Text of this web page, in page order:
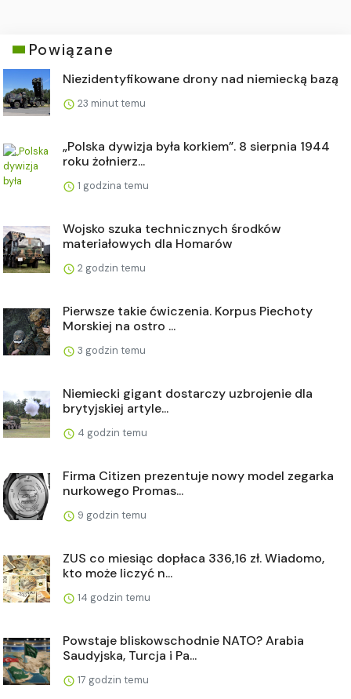
Powiązane
Niezidentyfikowane drony nad niemiecką bazą
23 minut temu
„Polska dywizja była korkiem”. 8 sierpnia 1944
roku żołnierz...
1 godzina temu
Wojsko szuka technicznych środków
materiałowych dla Homarów
2 godzin temu
Pierwsze takie ćwiczenia. Korpus Piechoty
Morskiej na ostro ...
3 godzin temu
Niemiecki gigant dostarczy uzbrojenie dla
brytyjskiej artyle...
4 godzin temu
Firma Citizen prezentuje nowy model zegarka
nurkowego Promas...
9 godzin temu
ZUS co miesiąc dopłaca 336,16 zł. Wiadomo,
kto może liczyć n...
14 godzin temu
Powstaje bliskowschodnie NATO? Arabia
Saudyjska, Turcja i Pa...
17 godzin temu